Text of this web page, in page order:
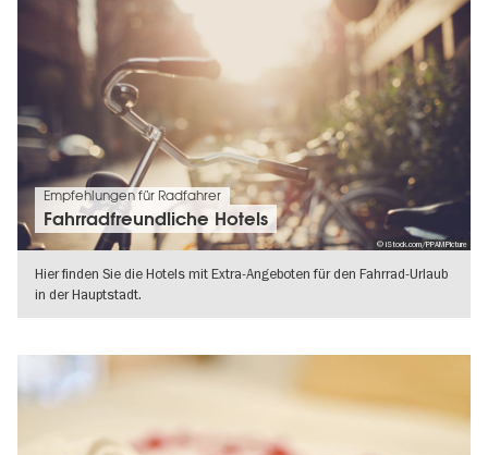
© iStock.com/PPAMPicture
Empfehlungen für Radfahrer
Fahrradfreundliche Hotels
Hier finden Sie die Hotels mit Extra-Angeboten für den Fahrrad-Urlaub
in der Hauptstadt.